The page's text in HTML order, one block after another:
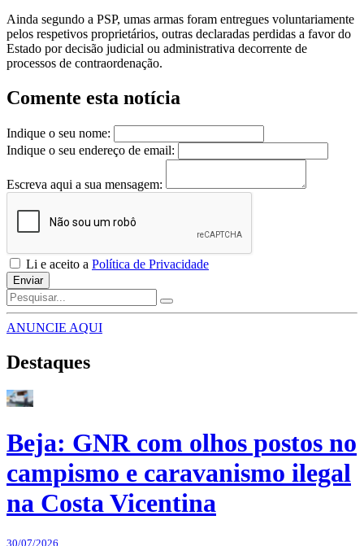
Ainda segundo a PSP, umas armas foram entregues voluntariamente
pelos respetivos proprietários, outras declaradas perdidas a favor do
Estado por decisão judicial ou administrativa decorrente de
processos de contraordenação.
Comente esta notícia
Indique o seu nome:
Indique o seu endereço de email:
Escreva aqui a sua mensagem:
Li e aceito a Política de Privacidade
Enviar
ANUNCIE AQUI
Destaques
Beja: GNR com olhos postos no
campismo e caravanismo ilegal
na Costa Vicentina
30/07/2026